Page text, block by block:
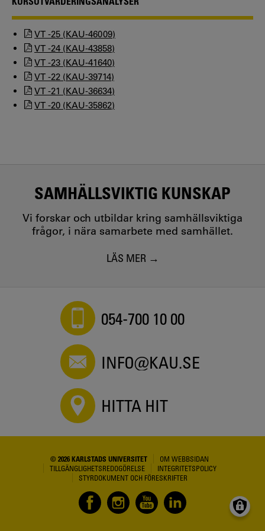
VT -25 (KAU-46009)
VT -24 (KAU-43858)
VT -23 (KAU-41640)
VT -22 (KAU-39714)
VT -21 (KAU-36634)
VT -20 (KAU-35862)
SAMHÄLLSVIKTIG KUNSKAP
Vi forskar och utbildar kring samhällsviktiga
frågor, i nära samarbete med samhället.
LÄS MER
054-700 10 00
INFO@KAU.SE
HITTA HIT
© 2026 KARLSTADS UNIVERSITET
OM WEBBSIDAN
TILLGÄNGLIGHETSREDOGÖRELSE
INTEGRITETSPOLICY
STYRDOKUMENT OCH FÖRESKRIFTER